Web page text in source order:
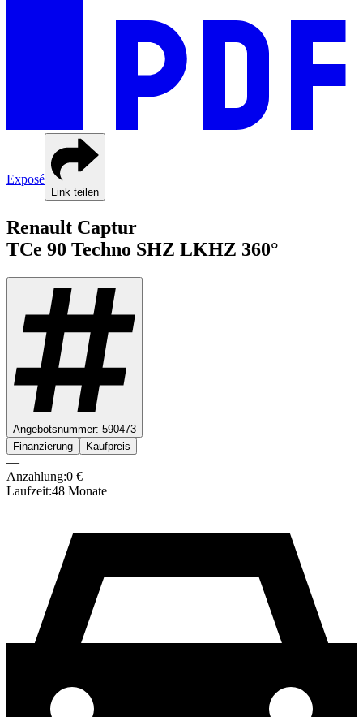
Exposé
Link teilen
Renault Captur
TCe 90 Techno SHZ LKHZ 360°
Angebotsnummer: 590473
Finanzierung
Kaufpreis
—
Anzahlung:0 €
Laufzeit:48 Monate